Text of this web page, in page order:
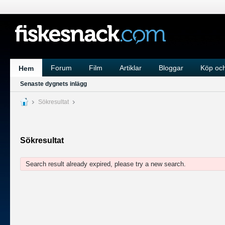
Hem Forum Film Artiklar Bloggar Köp
Senaste dygnets inlägg
Sökresultat
Sökresultat
Search result already expired, please try a new search.